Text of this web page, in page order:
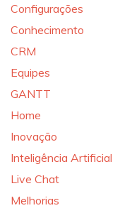
Configurações
Conhecimento
CRM
Equipes
GANTT
Home
Inovação
Inteligência Artificial
Live Chat
Melhorias